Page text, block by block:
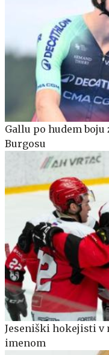
Gallu po hudem
Burgosu
Jeseniški hokejisti v
imenom